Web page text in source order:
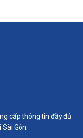
cấp thông tin đầy đủ
Gòn.